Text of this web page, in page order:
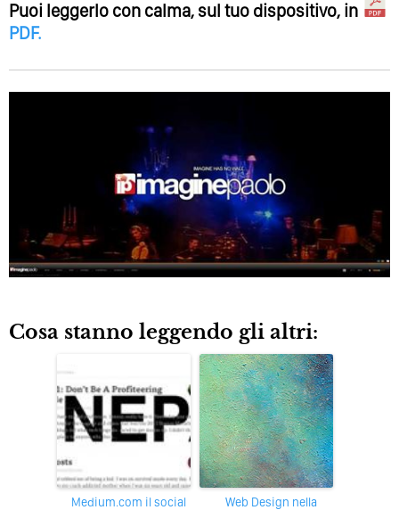
Puoi leggerlo con calma, sul tuo dispositivo, in
PDF.
Cosa stanno leggendo gli altri:
medium.com il social
Web Design nella